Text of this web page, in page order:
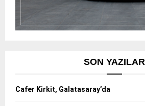
SON YAZILAR
Cafer Kirkit, Galatasaray’da